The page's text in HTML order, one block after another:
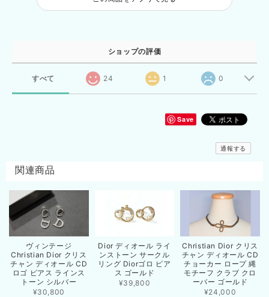
ショップの評価
すべて 24 1 0
Save
通報する
関連商品
ヴィンテージ
Christian Dior クリス
チャン ディオール CD
ロゴ ピアス ラインス
トーン シルバー
¥30,800
Dior ディオール ライ
ンストーン サークル
リング Diorゴロ ピア
ス ゴールド
¥39,800
Christian Dior クリス
チャン ディオール CD
チョーカー ロープ 縄
モチーフ クラブ クロ
ーバー ゴールド
¥24,000